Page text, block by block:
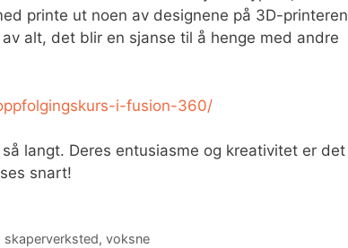
printe ut noen av designene på 3D-printeren
alt, det blir en sjanse til å henge med andre
i-fusion-360/
langt. Deres entusiasme og kreativitet er det
snart!
skaperverksted, voksne